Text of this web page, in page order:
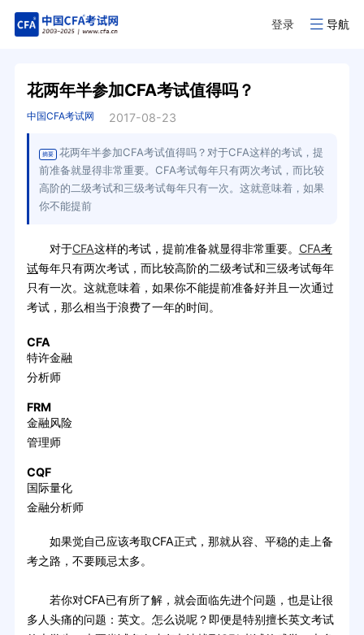
登录 导航
花两年半参加CFA考试值得吗？
中国CFA考试网 2017-08-23
摘要
花两年半参加CFA考试值得吗？对于CFA这样的考试，提
前准备就显得非常重要。CFA考试每年只有两次考试，而比较
高阶的二级考试和三级考试每年只有一次。这就意味着，如果
你不能提前
对于CFA这样的考试，提前准备就显得非常重要。 CFA考
试每年只有两次考试，而比较高阶的二级考试和三级考试每年
只有一次。这就意味着，如果你不能提前准备好并且一次通过
考试，那么相当于浪费了一年的时间。
CFA
特许金融
分析师
FRM
金融风险
管理师
CQF
国际量化
金融分析师
如果觉自己应该考取CFA正式，那就从容、平稳的走上备
考之路，不要顾忌太多。
若你对CFA已有所了解，就会面临先进个问题，也是让很
多人头痛的问题：英文。怎么说呢？即便是特别擅长英文考试